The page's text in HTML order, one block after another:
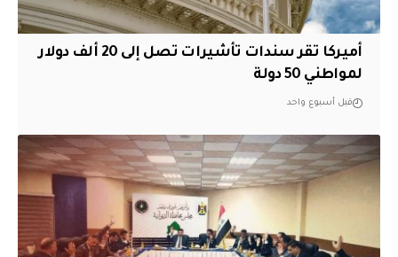
أميركا تقر سندات تأشيرات تصل إلى 20 ألف دولار
لمواطني 50 دولة
قبل أسبوع واحد